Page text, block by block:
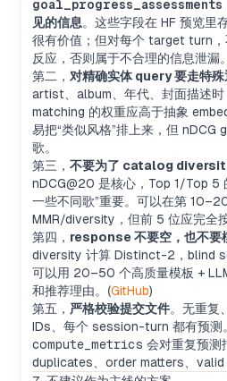
goal_progress_assessments
见的信息。这些字段在 HF 预览里
很有价值；但对每个 target turn
反应，否则属于不合理的信息泄漏
第二， 对精确实体 query 要走特殊
artist、album、年代、封面描述
matching 的权重应高于抽象
易把“类似风格”排上来，但 nDCG
歌。
第三， 不要为了 catalog
nDCG@20 是核心，Top 1/Top 5
一些不同歌”重要。可以在第
MMR/diversity，但前 5 位应完全
第四， response 不要空，也不要
diversity 计算 Distinct-2，blind
可以用 20–50 个高质量模板 +
和推荐理由。(GitHub)
第五， 严格校验提交文件。无重复
IDs、每个 session-turn 都有预测
compute_metrics 会对重复预测
duplicates、order matters、